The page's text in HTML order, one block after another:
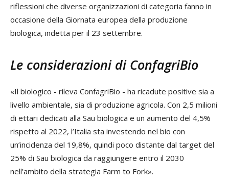
riflessioni che diverse organizzazioni di categoria fanno in
occasione della Giornata europea della produzione
biologica, indetta per il 23 settembre.
Le considerazioni di ConfagriBio
«Il biologico - rileva ConfagriBio - ha ricadute positive sia a
livello ambientale, sia di produzione agricola. Con 2,5 milioni
di ettari dedicati alla Sau biologica e un aumento del 4,5%
rispetto al 2022, l’Italia sta investendo nel bio con
un’incidenza del 19,8%, quindi poco distante dal target del
25% di Sau biologica da raggiungere entro il 2030
nell’ambito della strategia Farm to Fork».